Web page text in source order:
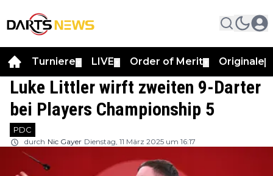
Turniere LIVE Order of Merit Originale
Luke Littler wirft zweiten 9-Darter
bei Players Championship 5
PDC
durch Nic Gayer Dienstag, 11 März 2025 um 16:17